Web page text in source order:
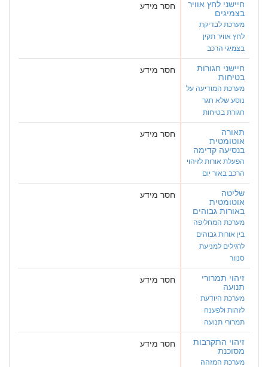
חיישני לחץ אוויר
בצמיגים
מערכת לבדיקת
לחץ אוויר תקין
בצמיגי הרכב
חסר מידע
חיישני חגורות
בטיחות
מערכת המודיעה על
נוסע שלא חגר
חגורת בטיחות
חסר מידע
תאורה
אוטומטית
בנסיעה קדימה
הפעלת אורות לזיהוי
הרכב באור יום
חסר מידע
שליטה
אוטומטית
באורות גבוהים
מערכת המחליפה
בין אורות גבוהים
לרגילים למניעת
סנוור
חסר מידע
זיהוי תמרורי
תנועה
מערכת היודעת
לזהות ולפענח
תמרורי תנועה
חסר מידע
זיהוי התקרבות
מסוכנת
מערכת המזהה
חסר מידע